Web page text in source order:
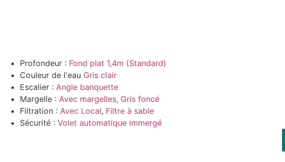
Profondeur : Fond plat 1,4m (Standard)
Couleur de l'eau Gris clair
Escalier : Angle banquette
Margelle : Avec margelles, Gris foncé
Filtration : Avec Local, Filtre à sable
Sécurité : Volet automatique immergé